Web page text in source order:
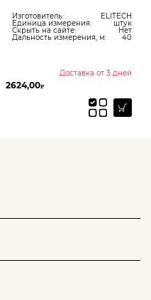
Изготовитель: ELITECH
Единица измерения: штук
Скрыть на сайте: Нет
Дальность измерения, м: 40
Доставка от 3 дней
2624,00₽